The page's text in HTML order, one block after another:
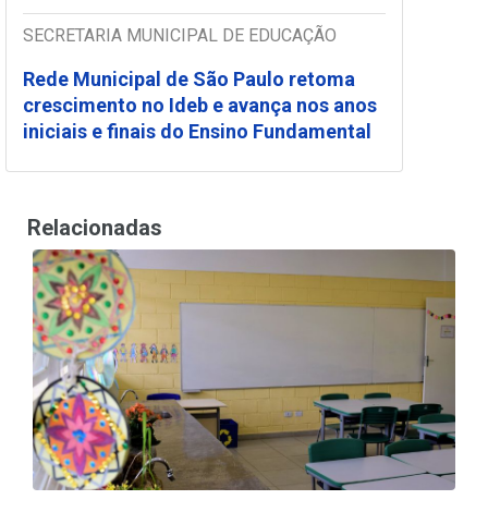
SECRETARIA MUNICIPAL DE EDUCAÇÃO
Rede Municipal de São Paulo retoma
crescimento no Ideb e avança nos anos
iniciais e finais do Ensino Fundamental
Relacionadas